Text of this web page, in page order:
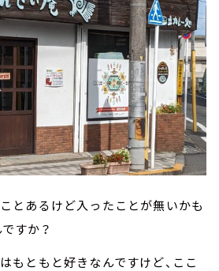
とあるけど入ったことが無いかも
すか？
もともと好きなんですけど、ここ